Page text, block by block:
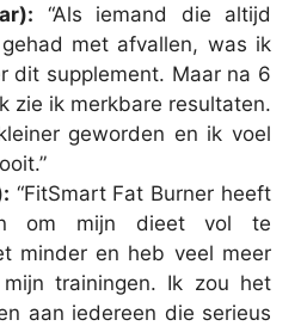
“Als iemand die altijd
met afvallen, was ik
dit supplement. Maar na 6
zie ik merkbare resultaten.
geworden en ik voel
“FitSmart Fat Burner heeft
om mijn dieet vol te
minder en heb veel meer
trainingen. Ik zou het
aan iedereen die serieus